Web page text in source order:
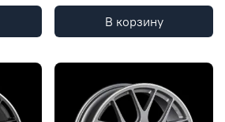
В корзину